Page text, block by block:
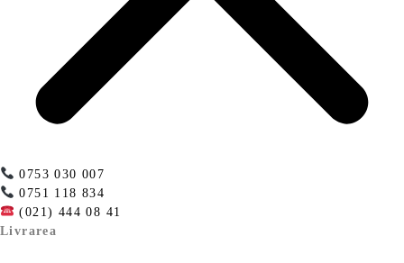
0753 030 007
0751 118 834
(021) 444 08 41
Livrarea